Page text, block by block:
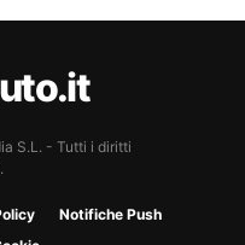
S.L. - Tutti i diritti
Notifiche Push